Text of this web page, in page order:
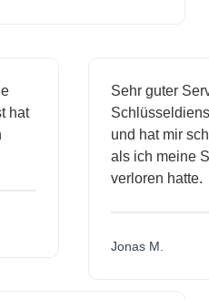
hat
Sehr guter
und hat mir
als ich meine
verloren hatte.
Jonas M.